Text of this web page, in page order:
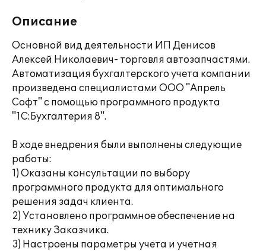
Описание
Основной вид деятельности ИП Денисов
Алексей Николаевич- торговля автозапчастями.
Автоматизация бухгалтерского учета компании
произведена специалистами ООО "Апрель
Софт" с помощью программного продукта
"1С:Бухгалтерия 8".
В ходе внедрения были выполнены следующие
работы:
1) Оказаны консультации по выбору
программного продукта для оптимального
решения задач клиента.
2) Установлено программное обеспечение на
технику Заказчика.
3) Настроены параметры учета и учетная